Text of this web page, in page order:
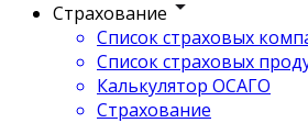
Страхование
Список страховых
Список страховых
Калькулятор ОСАГО
Страхование